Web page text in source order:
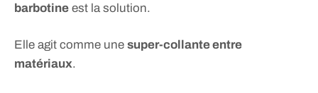
barbotine est la solution.
Elle agit comme une super-collante entre
matériaux.